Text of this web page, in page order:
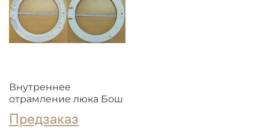
Внутреннее
отрамление люка Бош
Предзаказ